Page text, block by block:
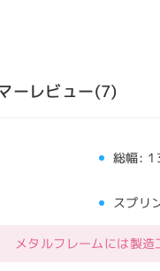
ーレビュー(7)
総幅:
スプリ
メタルフレームには製